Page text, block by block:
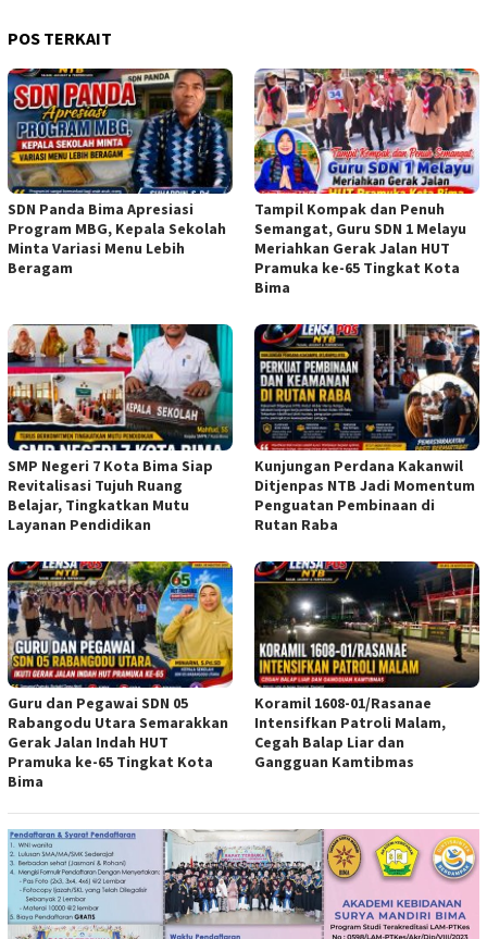
POS TERKAIT
SDN Panda Bima Apresiasi
Program MBG, Kepala Sekolah
Minta Variasi Menu Lebih
Beragam
Tampil Kompak dan Penuh
Semangat, Guru SDN 1 Melayu
Meriahkan Gerak Jalan HUT
Pramuka ke-65 Tingkat Kota
Bima
SMP Negeri 7 Kota Bima Siap
Revitalisasi Tujuh Ruang
Belajar, Tingkatkan Mutu
Layanan Pendidikan
Kunjungan Perdana Kakanwil
Ditjenpas NTB Jadi Momentum
Penguatan Pembinaan di
Rutan Raba
Guru dan Pegawai SDN 05
Rabangodu Utara Semarakkan
Gerak Jalan Indah HUT
Pramuka ke-65 Tingkat Kota
Bima
Koramil 1608-01/Rasanae
Intensifkan Patroli Malam,
Cegah Balap Liar dan
Gangguan Kamtibmas